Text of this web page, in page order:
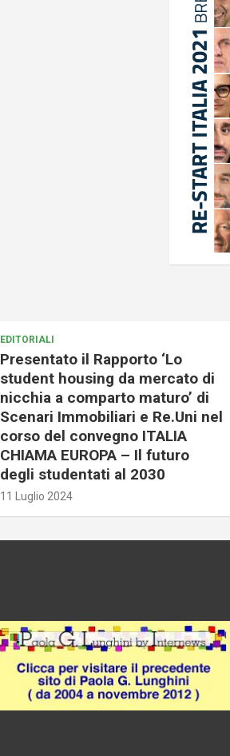
EDITORIALI
Presentato il Rapporto ‘Lo
student housing da mercato di
nicchia a comparto maturo’ di
Scenari Immobiliari e Re.Uni nel
corso del convegno ITALIA
CHIAMA EUROPA – Il futuro
degli studentati al 2030
11 Luglio 2024